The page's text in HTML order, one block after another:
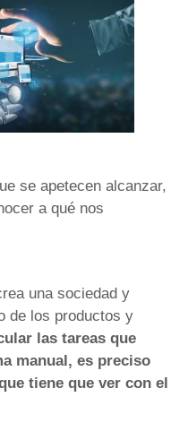
se apetecen alcanzar,
a qué nos
una sociedad y
de los productos y
las tareas que
manual, es preciso
tiene que ver con el